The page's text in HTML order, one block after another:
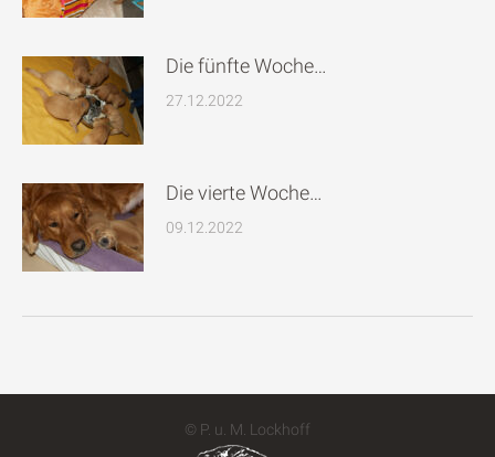
Die fünfte Woche…
27.12.2022
Die vierte Woche…
09.12.2022
© P. u. M. Lockhoff